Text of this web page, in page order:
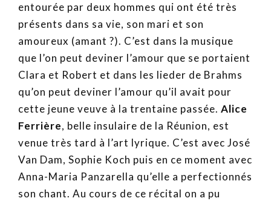
entourée par deux hommes qui ont été très
présents dans sa vie, son mari et son
amoureux (amant ?). C’est dans la musique
que l’on peut deviner l’amour que se portaient
Clara et Robert et dans les lieder de Brahms
qu’on peut deviner l’amour qu’il avait pour
cette jeune veuve à la trentaine passée. Alice
Ferrière, belle insulaire de la Réunion, est
venue très tard à l’art lyrique. C’est avec José
Van Dam, Sophie Koch puis en ce moment avec
Anna-Maria Panzarella qu’elle a perfectionnés
son chant. Au cours de ce récital on a pu